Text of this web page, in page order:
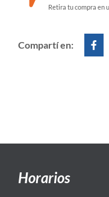
Retira tu compra en
Compartí en:
Horarios